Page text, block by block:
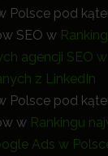
Polsce pod
SEO w
agencji SEO
z LinkedIn
Polsce pod
w Rankingu
Ads w